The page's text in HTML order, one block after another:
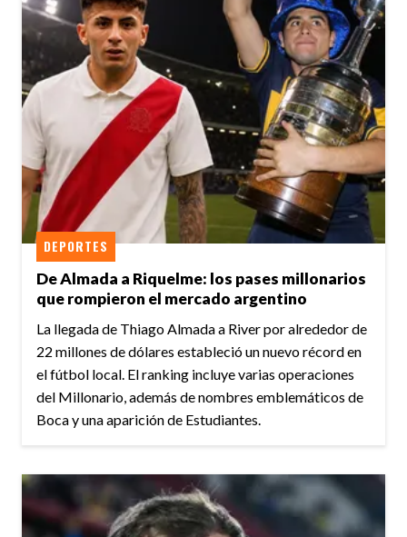
De Almada a Riquelme: los pases millonarios
que rompieron el mercado argentino
DEPORTES
La llegada de Thiago Almada a River por alrededor de
22 millones de dólares estableció un nuevo récord en
el fútbol local. El ranking incluye varias operaciones
del Millonario, además de nombres emblemáticos de
Boca y una aparición de Estudiantes.